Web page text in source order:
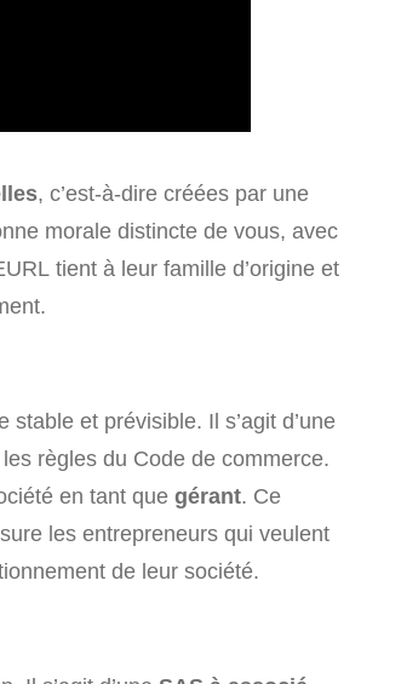
, c’est-à-dire créées par une
morale distincte de vous, avec
tient à leur famille d’origine et
et prévisible. Il s’agit d’une
règles du Code de commerce.
en tant que gérant. Ce
les entrepreneurs qui veulent
de leur société.